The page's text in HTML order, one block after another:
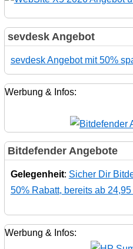
sevdesk Angebot
sevdesk Angebot mit 50%
Werbung & Infos:
Bitdefender Angebote
Gelegenheit: Sicher Dir
50% Rabatt, bereits ab
Werbung & Infos: